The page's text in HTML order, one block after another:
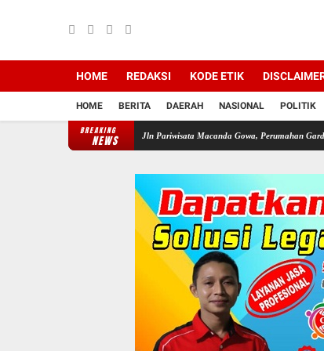
HOME REDAKSI KODE ETIK
HOME BERITA DAERAH NASIONAL POLITIK
BREAKING
NEWS
Zona LP2B Di Jln Pariwisata Macanda Gowa, Perumahan Gardenia Land